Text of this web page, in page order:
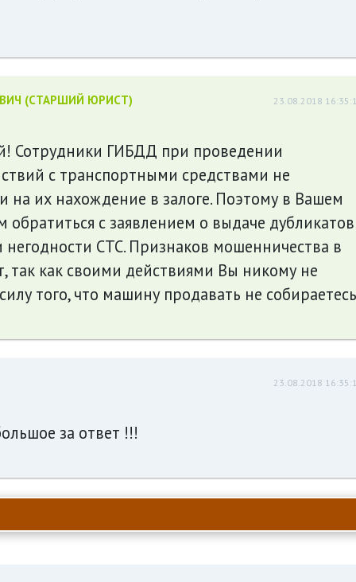
(СТАРШИЙ ЮРИСТ) 23.08.2018
Сотрудники ГИБДД при проведении
с транспортными средствами не
на их нахождение в залоге. Поэтому в Вашем
обратиться с заявлением о выдаче дубликатов
негодности СТС. Признаков мошенничества в
так как своими действиями Вы никому не
того, что машину продавать не
23.08.2018
за ответ !!!